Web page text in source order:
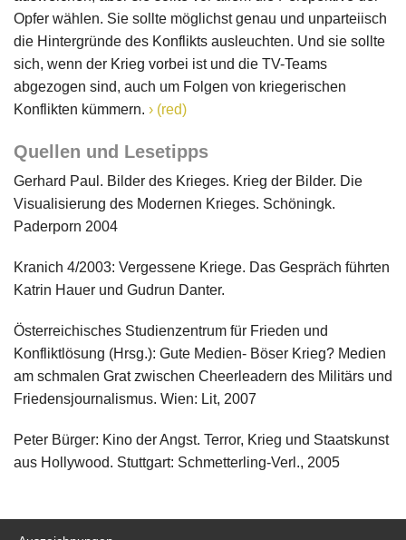
Opfer wählen. Sie sollte möglichst genau und unparteiisch
die Hintergründe des Konflikts ausleuchten. Und sie sollte
sich, wenn der Krieg vorbei ist und die TV-Teams
abgezogen sind, auch um Folgen von kriegerischen
Konflikten kümmern.
(red)
Quellen und Lesetipps
Gerhard Paul. Bilder des Krieges. Krieg der Bilder. Die
Visualisierung des Modernen Krieges. Schöningk.
Paderporn 2004
Kranich 4/2003: Vergessene Kriege. Das Gespräch führten
Katrin Hauer und Gudrun Danter.
Österreichisches Studienzentrum für Frieden und
Konfliktlösung (Hrsg.): Gute Medien- Böser Krieg? Medien
am schmalen Grat zwischen Cheerleadern des Militärs und
Friedensjournalismus. Wien: Lit, 2007
Peter Bürger: Kino der Angst. Terror, Krieg und Staatskunst
aus Hollywood. Stuttgart: Schmetterling-Verl., 2005